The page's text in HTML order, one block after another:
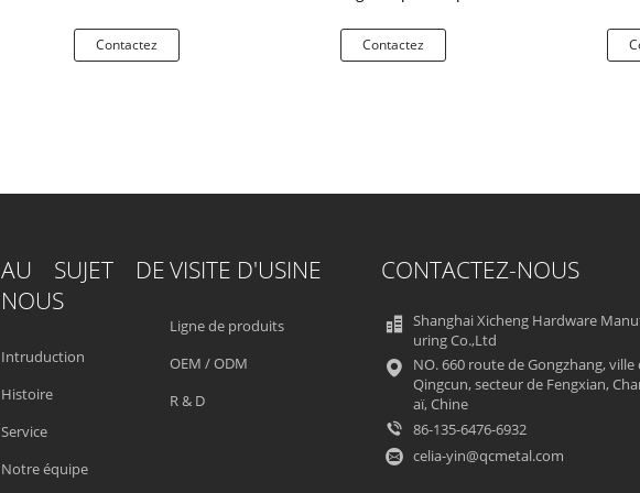
millimètre d'épaisseur
Contactez Contactez
AU SUJET DE
NOUS
Intruduction
Histoire
Service
Notre équipe
VISITE D'USINE
Ligne de produits
OEM / ODM
R & D
CONTACTEZ-NOUS
Shanghai Xicheng Hardware
uring Co.,Ltd
NO. 660 route de Gongzhang, ville
Qingcun, secteur de Fengxian,
aï, Chine
86-135-6476-6932
celia-yin@qcmetal.com